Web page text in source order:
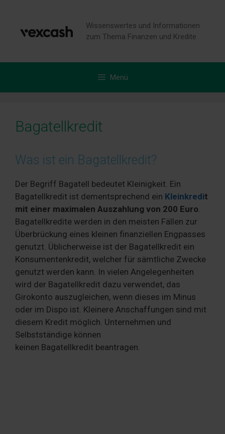
springen
Wissenswertes und Informationen
zum Thema Finanzen und Kredite
Menü
Bagatellkredit
Was ist ein Bagatellkredit?
Der Begriff Bagatell bedeutet Kleinigkeit. Ein
Bagatellkredit ist dementsprechend ein Kleinkredit
mit einer maximalen Auszahlung von 200 Euro.
Bagatellkredite werden in den meisten Fällen zur
Überbrückung eines kleinen finanziellen Engpasses
genutzt. Üblicherweise ist der Bagatellkredit ein
Konsumentenkredit, welcher für sämtliche Zwecke
genutzt werden kann. In vielen Angelegenheiten
wird der Bagatellkredit dazu verwendet, das
Girokonto auszugleichen, wenn dieses im Minus
oder im Dispo ist. Kleinere Anschaffungen sind mit
diesem Kredit möglich. Unternehmen und
Selbstständige können
keinen Bagatellkredit beantragen.